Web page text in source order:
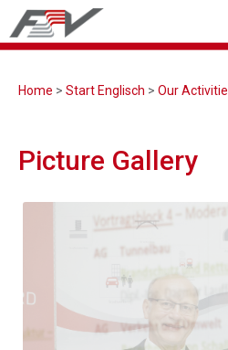
Home > Start Englisch > Our
Picture Gallery